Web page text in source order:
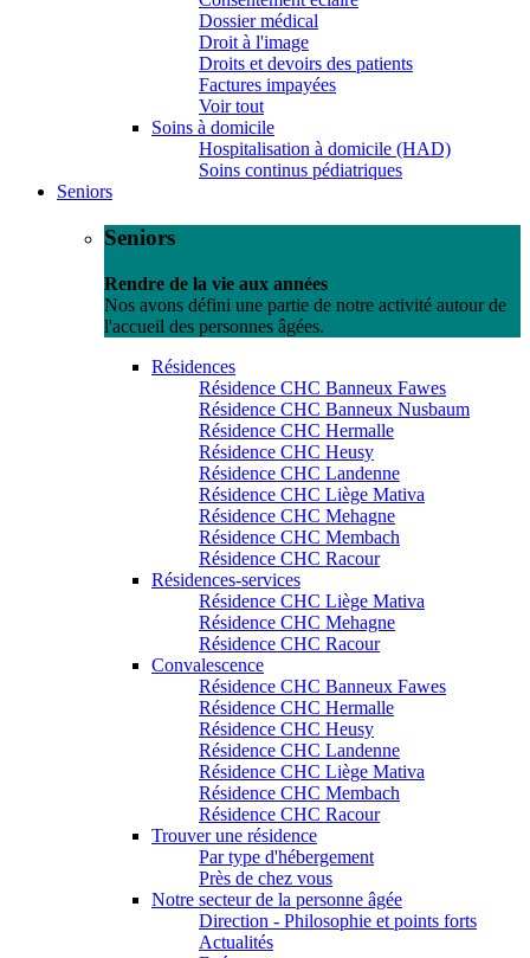
Dossier médical
Droit à l'image
Droits et devoirs des patients
Factures impayées
Voir tout
Soins à domicile
Hospitalisation à domicile (HAD)
Soins continus pédiatriques
Seniors
Seniors
Rendre de la vie aux années
Nos avons défini une partie de notre activité autour de
l'accueil des personnes âgées.
Résidences
Résidence CHC Banneux Fawes
Résidence CHC Banneux Nusbaum
Résidence CHC Hermalle
Résidence CHC Heusy
Résidence CHC Landenne
Résidence CHC Liège Mativa
Résidence CHC Mehagne
Résidence CHC Membach
Résidence CHC Racour
Résidences-services
Résidence CHC Liège Mativa
Résidence CHC Mehagne
Résidence CHC Racour
Convalescence
Résidence CHC Banneux Fawes
Résidence CHC Hermalle
Résidence CHC Heusy
Résidence CHC Landenne
Résidence CHC Liège Mativa
Résidence CHC Membach
Résidence CHC Racour
Trouver une résidence
Par type d'hébergement
Près de chez vous
Notre secteur de la personne âgée
Direction - Philosophie et points forts
Actualités